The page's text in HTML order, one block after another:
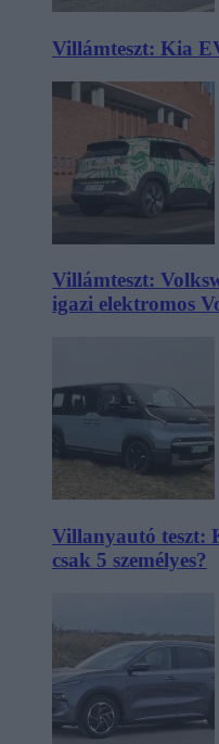
Villámteszt: Kia
Villámteszt:
igazi elektromos
Villanyautó teszt:
csak 5 személyes?